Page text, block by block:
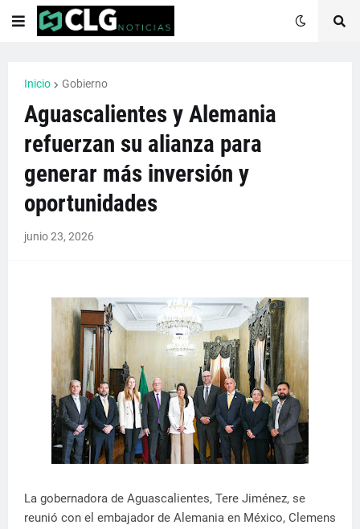
Inicio Gobierno
Aguascalientes y Alemania
refuerzan su alianza para
generar más inversión y
oportunidades
junio 23, 2026
La gobernadora de Aguascalientes, Tere Jiménez, se
reunió con el embajador de Alemania en México, Clemens